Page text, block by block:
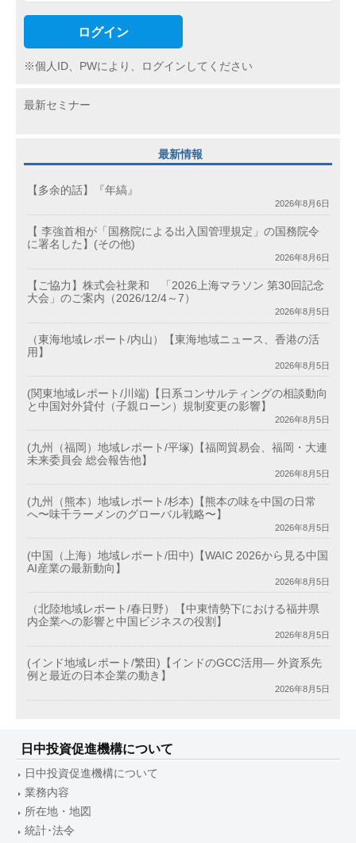
ログイン
※個人ID、PWにより、ログインしてください
最新セミナー
最新情報
【多余的話】『年縞』
2026年8月6日
【 李強首相が「国務院による出入国管理規定」の国務院令
に署名した】(その他)
2026年8月6日
【ご協力】株式会社衆和 「2026上海マラソン 第30回記念
大会」のご案内（2026/12/4～7）
2026年8月5日
（東海地域レポート/内山）【東海地域ニュース、香港の活
用】
2026年8月5日
(関東地域レポート/川端)【日系コンサルティングの相談動向
と中国対外貸付（子親ローン）規制変更の影響】
2026年8月5日
(九州（福岡）地域レポート/平塚)【福岡貿易会、福岡・大連
未来委員会 総会報告他】
2026年8月5日
(九州（熊本）地域レポート/杉本)【熊本の味を中国の日常
へ〜味千ラーメンのグローバル戦略〜】
2026年8月5日
(中国（上海）地域レポート/田中)【WAIC 2026から見る中国
AI産業の最新動向】
2026年8月5日
（北陸地域レポート/春日野）【中東情勢下における福井県
内企業への影響と中国ビジネスの役割】
2026年8月5日
(インド地域レポート/繁田)【インドのGCC活用― 外資系先
例と最近の日本企業の動き】
2026年8月5日
日中投資促進機構について
日中投資促進機構について
業務内容
所在地・地図
統計･法令